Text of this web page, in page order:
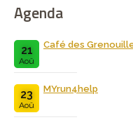
Agenda
21
Aoû
Café des
23
Aoû
MYrun4help